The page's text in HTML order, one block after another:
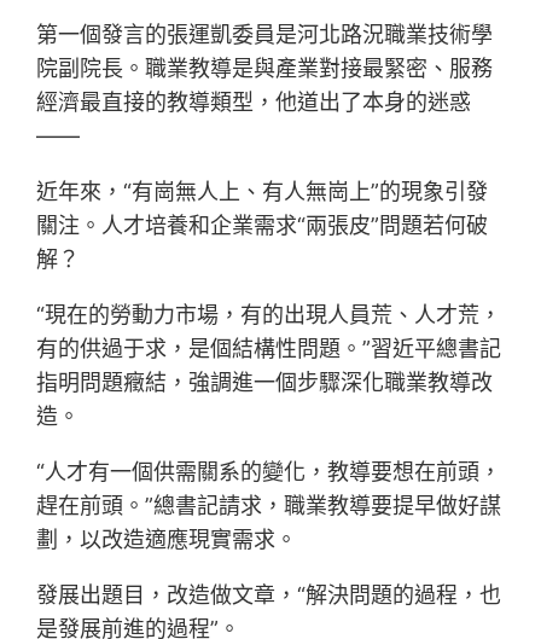
第一個發言的張運凱委員是河北路況職業技術學
院副院長。職業教導是與產業對接最緊密、服務
經濟最直接的教導類型，他道出了本身的迷惑
——
近年來，“有崗無人上、有人無崗上”的現象引發
關注。人才培養和企業需求“兩張皮”問題若何破
解？
“現在的勞動力市場，有的出現人員荒、人才荒，
有的供過于求，是個結構性問題。”習近平總書記
指明問題癥結，強調進一個步驟深化職業教導改
造。
“人才有一個供需關系的變化，教導要想在前頭，
趕在前頭。”總書記請求，職業教導要提早做好謀
劃，以改造適應現實需求。
發展出題目，改造做文章，“解決問題的過程，也
是發展前進的過程”。